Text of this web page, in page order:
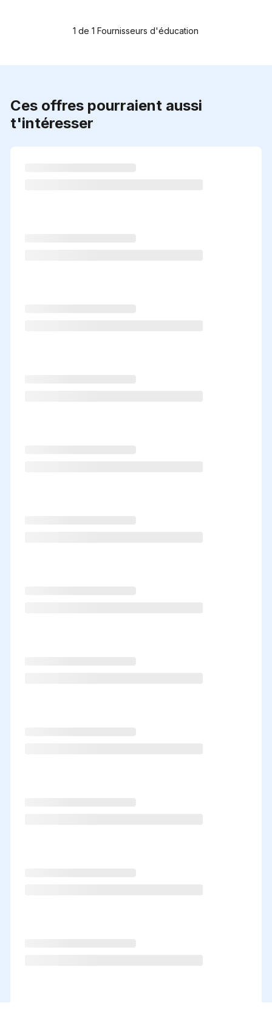
1 de 1 Fournisseurs d'éducation
Ces offres pourraient aussi
t'intéresser